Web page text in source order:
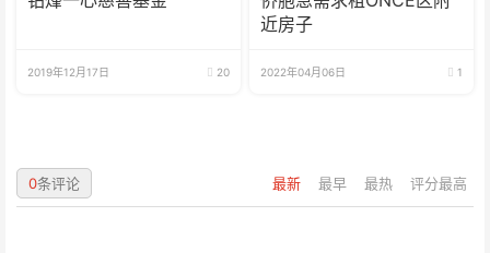
2019年12月17日 20
近房子
2022年04月06日 1
最新 最早 最热 评分最高
0条评论